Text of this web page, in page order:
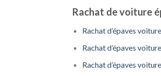
Rachat de voiture
Rachat d’épaves
Rachat d’épaves
Rachat d’épaves